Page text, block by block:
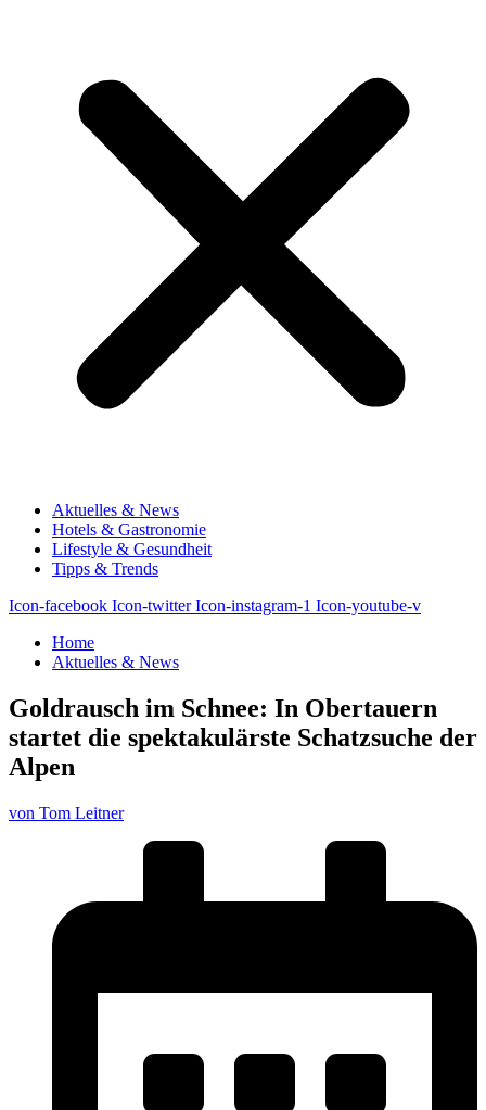
Aktuelles & News
Hotels & Gastronomie
Lifestyle & Gesundheit
Tipps & Trends
Icon-facebook Icon-twitter Icon-instagram-1 Icon-youtube-v
Home
Aktuelles & News
Goldrausch im Schnee: In Obertauern
startet die spektakulärste Schatzsuche der
Alpen
von Tom Leitner